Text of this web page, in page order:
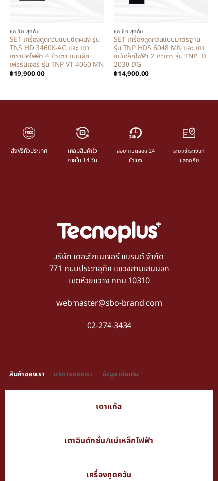
ชุดเซ็ต สุดคุ้ม
SET เครื่องดูดควันแบบติดผนัง รุ่น
TNS HD 3460K-AC และ เตา
เซรามิคไฟฟ้า 4 หัวเตา แบบฝัง
เฟอร์นิเจอร์ รุ่น TNP VT 4060 MN
฿19,900.00
ชุดเซ็ต สุดคุ้ม
SET เครื่องดูดควันแบบมาตรฐาน
รุ่น TNP HDS 6048 MN และ เตา
แม่เหล็กไฟฟ้า 2 หัวเตา รุ่น TNP ID
2030 DG
฿14,900.00
ส่งฟรีทั่วประเทศ
เคลมสินค้าไว
ภายใน 14 วัน
สอบถามตลอด 24
ชั่วโมง
ระบบชำระเงินที่
ปลอดภัย
บริษัท เดอะซิกเนเจอร์ แบรนด์ จำกัด
771 ถนนประชาอุทิศ แขวงสามเสนนอก
เขตห้วยขวาง กทม 10310
webmaster@sbo-brand.com
02-274-3434
สินค้าของเรา บริการของเรา ข้อมูลเพิ่มเติม
เตาแก๊ส
เตาอินดักชั่น/แม่เหล็กไฟฟ้า
เครื่องดูดควัน